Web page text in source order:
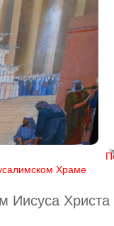
Храме
Иисуса